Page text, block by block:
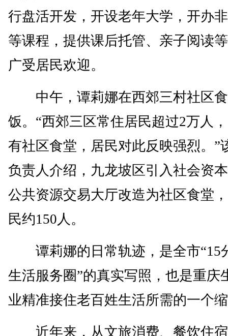
行盘活开发，开设老年大学，开办
等课程，提供课后托管、亲子阅读
广受居民欢迎。
中午，谭莉娜在西郊三村社区食
饭。“西郊三区常住居民超过2万人
有社区食堂，居民对此反映强烈。”
负责人介绍，九龙坡区引入社会资
公共资源交易大厅改造为社区食堂
民约150人。
谭莉娜的日常轨迹，是全市“15
生活服务圈”的真实写照，也是重庆
业精准接住老百姓生活所需的一个
近年来，从文旅消费、餐饮住宿